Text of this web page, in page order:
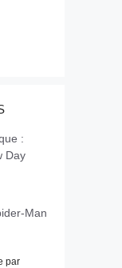
:
Day
Man
par